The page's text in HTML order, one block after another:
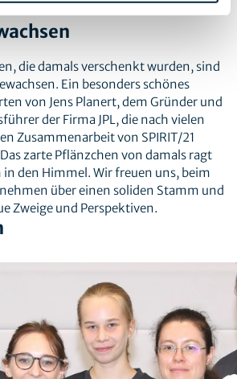
die damals verschenkt wurden, sind
Ein besonders schönes
von Jens Planert, dem Gründer und
der Firma JPL, die nach vielen
Zusammenarbeit von SPIRIT/21
zarte Pflänzchen von damals ragt
den Himmel. Wir freuen uns, beim
über einen soliden Stamm und
Zweige und Perspektiven.